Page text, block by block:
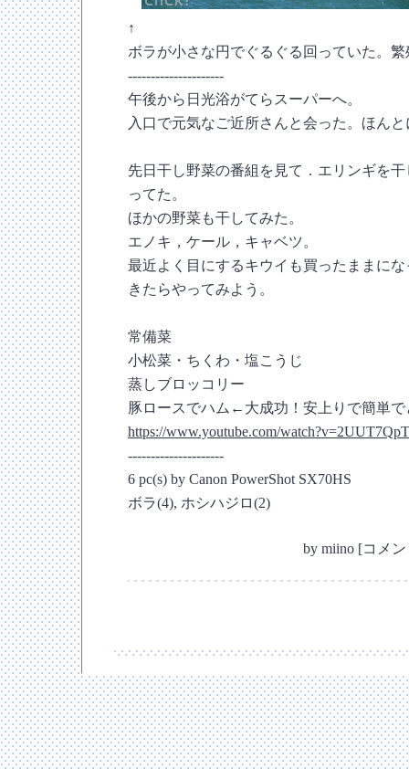
↑
ボラが小さな円でぐるぐる回っていた。
---------------------
午後から日光浴がてらスーパーへ。
入口で元気なご近所さんと会った。ほん
先日干し野菜の番組を見て．エリンギを
ってた。
ほかの野菜も干してみた。
エノキ，ケール，キャベツ。
最近よく目にするキウイも買ったままに
きたらやってみよう。
常備菜
小松菜・ちくわ・塩こうじ
蒸しブロッコリー
豚ロースでハム←大成功！安上りで簡単で
https://www.youtube.com/
---------------------
6 pc(s) by Canon PowerShot SX70HS
ボラ(4), ホシハジロ(2)
by miino [コメ